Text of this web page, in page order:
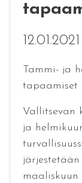
Tammi- ja
tapaamiset
Vallitsevan
ja
maaliskuun